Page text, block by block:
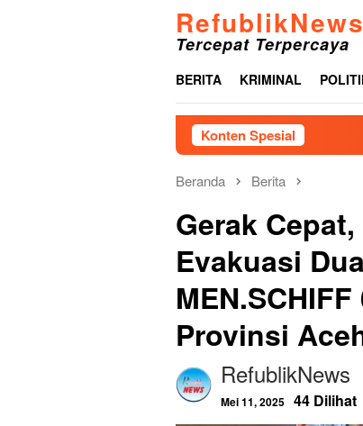
RefublikNews
Tercepat Terpercaya
BERITA KRIMINAL
Konten Spesial
Beranda Berita
Gerak
Evakuasi
Provinsi
RefublikNews
Mei 11, 2025 44 Dilihat